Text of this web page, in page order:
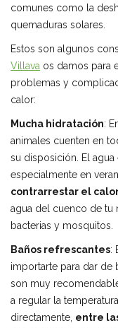
comunes como la
quemaduras solares.
Estos son algunos
Villava os damos para
problemas y
calor:
Mucha hidratación:
animales cuenten en
su disposición. El
especialmente en
contrarrestar el
agua del cuenco de tu
bacterias y mosquitos.
Baños refrescantes:
importarte para dar de
son muy
a regular la
directamente, entre